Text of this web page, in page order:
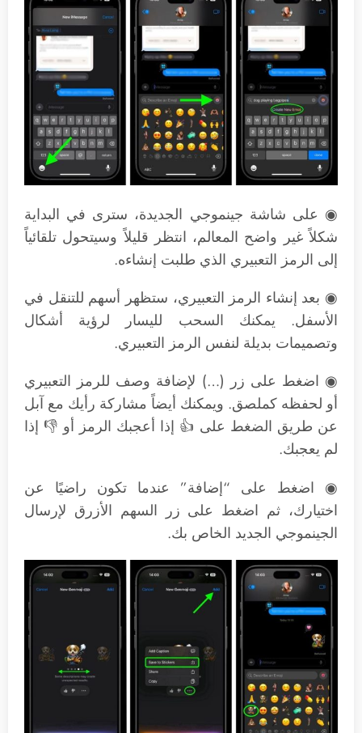
◉ على شاشة جينموجي الجديدة، سترى في البداية
شكلاً غير واضح المعالم، انتظر قليلاً وسيتحول تلقائياً
إلى الرمز التعبيري الذي طلبت إنشاءه.
◉ بعد إنشاء الرمز التعبيري، ستظهر أسهم للتنقل في
الأسفل. يمكنك السحب لليسار لرؤية أشكال
وتصميمات بديلة لنفس الرمز التعبيري.
◉ اضغط على زر (…) لإضافة وصف للرمز التعبيري
أو لحفظه كملصق. ويمكنك أيضاً مشاركة رأيك مع آبل
عن طريق الضغط على 👍 إذا أعجبك الرمز أو 👎 إذا
لم يعجبك.
◉ اضغط على “إضافة” عندما تكون راضيًا عن
اختيارك، ثم اضغط على زر السهم الأزرق لإرسال
الجينموجي الجديد الخاص بك.